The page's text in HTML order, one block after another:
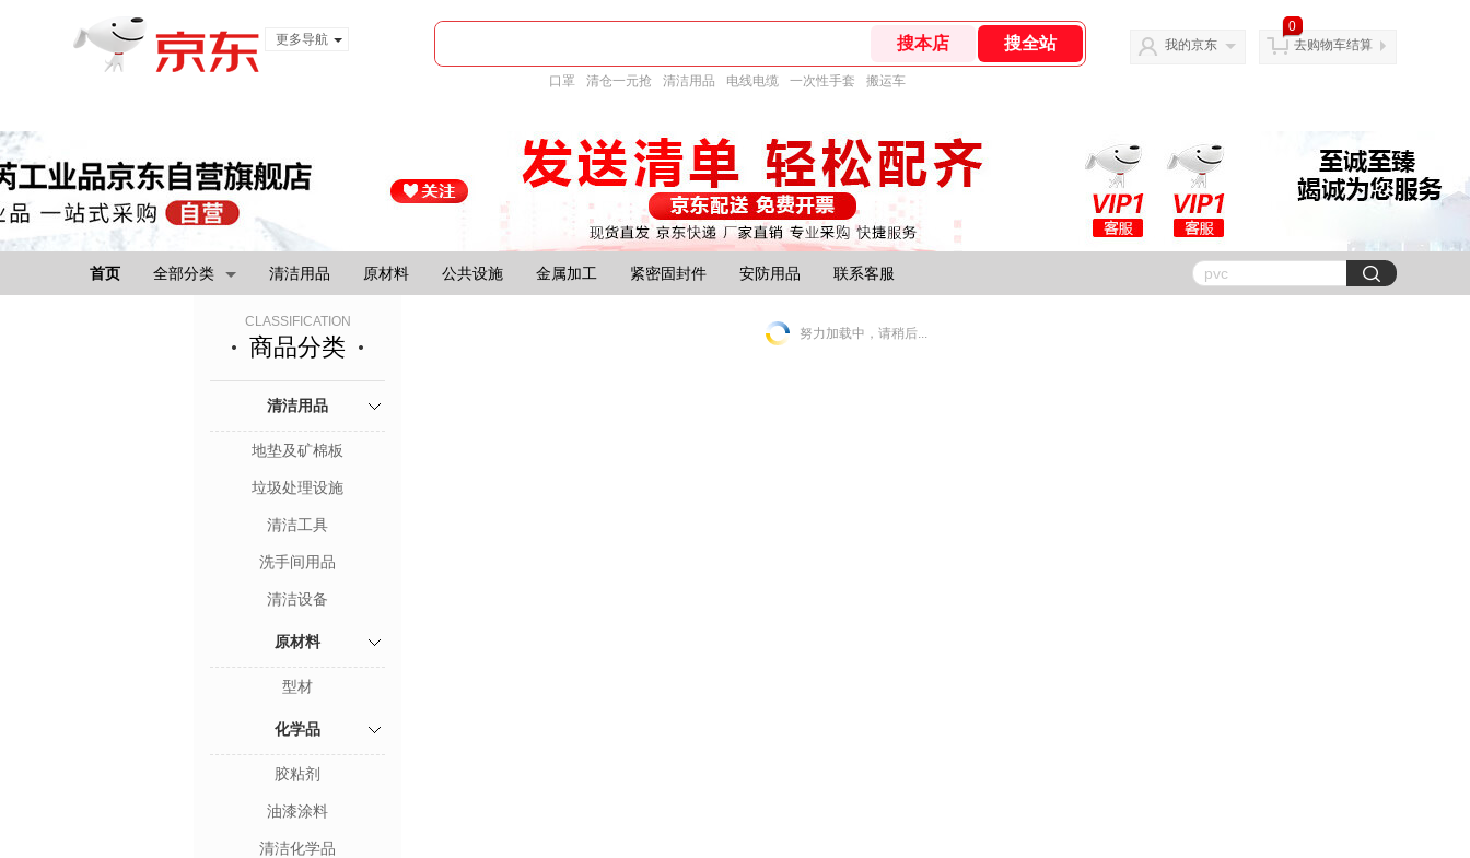
更多导航
口罩 清仓一元抢 清洁用品 电线电缆 一次性手套 搬运车
我的京东
0
去购物车结算
首页 全部分类 清洁用品 原材料 公共设施 金属加工 紧密固封件 安防用品 联系客服
CLASSIFICATION
商品分类
清洁用品
地垫及矿棉板
垃圾处理设施
清洁工具
洗手间用品
清洁设备
原材料
型材
化学品
胶粘剂
油漆涂料
清洁化学品
努力加载中，请稍后...